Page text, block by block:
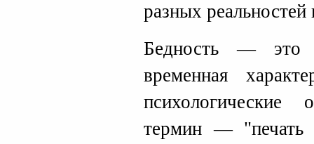
разных
Бедность — это
временная
психологические
термин — "печать